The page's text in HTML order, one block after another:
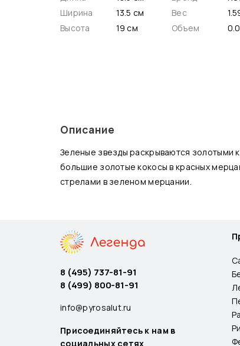
Ширина
13.5 см
Высота
19 см
Вес
Объем
Описание
Зеленые звезды раскрываются золотыми
большие золотые кокосы в красных
стрелами в зеленом мерцании.
8 (495) 737-81-91
8 (499) 800-81-91
info@pyrosalut.ru
Присоединяйтесь к нам в
социальных сетях